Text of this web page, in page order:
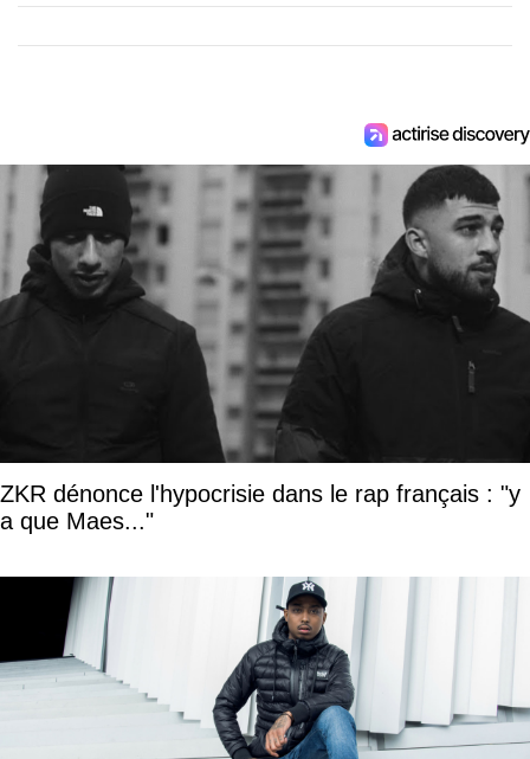
ZKR dénonce l'hypocrisie dans le rap français : "y
a que Maes..."